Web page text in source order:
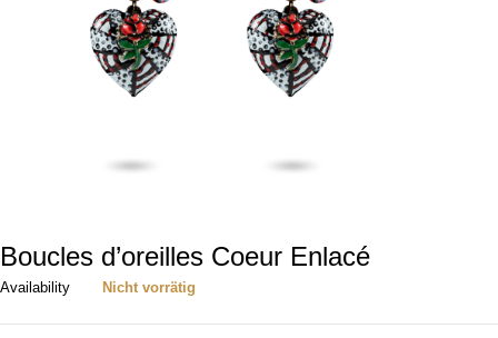
Boucles d’oreilles Coeur Enlacé
Availability Nicht vorrätig